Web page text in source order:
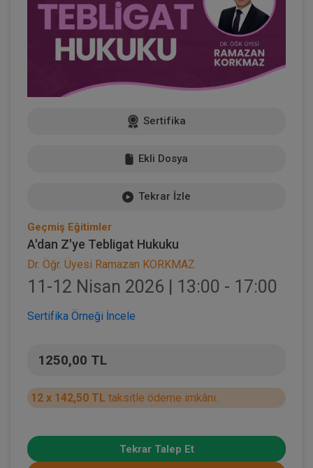
Sertifika
Ekli Dosya
Tekrar İzle
Geçmiş Eğitimler
A'dan Z'ye Tebligat Hukuku
Dr. Öğr. Üyesi Ramazan KORKMAZ
11-12 Nisan 2026 | 13:00 - 17:00
Sertifika Örneği İncele
1250,00 TL
12 x 142,50 TL taksitle ödeme imkânı.
Tekrar Talep Et